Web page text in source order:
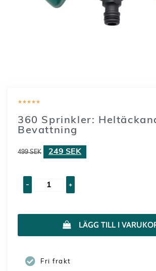
★★★★★
360 Sprinkler:
Bevattning
499SEK 249 SEK
- +
LÄGG TILL I
Fri frakt